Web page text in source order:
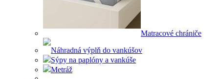
Matracové chrániče
Náhradná výplň do vankúšov
Sýpy na paplóny a vankúše
Metráž